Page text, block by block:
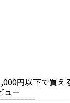
円以下で買え
ュー